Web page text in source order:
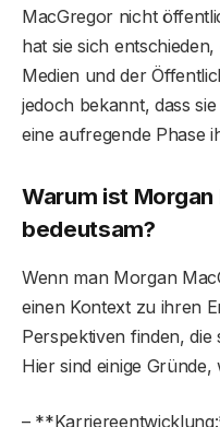
MacGregor nicht
hat sie sich
Medien und der
jedoch bekannt, dass
eine aufregende Phase
Warum ist
bedeutsam?
Wenn man Morgan
einen Kontext zu ihren
Perspektiven finden,
Hier sind einige
–